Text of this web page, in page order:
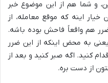
و شما هم از این موضوع خبر
اینه که موقع معامله، از
هم واقعاً فاحش بوده باشه.
یعنی به محض اینکه از این ضرر
کنید. اگه صبر کنید و بعد از
از دست بره.